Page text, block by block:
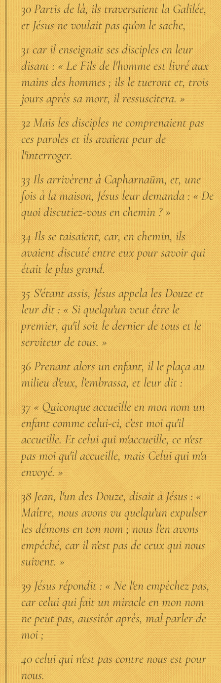
30 Partis de là, ils traversaient la Galilée,
et Jésus ne voulait pas qu'on le sache,
31 car il enseignait ses disciples en leur
disant : « Le Fils de l'homme est livré aux
mains des hommes ; ils le tueront et, trois
jours après sa mort, il ressuscitera. »
32 Mais les disciples ne comprenaient pas
ces paroles et ils avaient peur de
l'interroger.
33 Ils arrivèrent à Capharnaüm, et, une
fois à la maison, Jésus leur demanda : « De
quoi discutiez-vous en chemin ? »
34 Ils se taisaient, car, en chemin, ils
avaient discuté entre eux pour savoir qui
était le plus grand.
35 S'étant assis, Jésus appela les Douze et
leur dit : « Si quelqu'un veut être le
premier, qu'il soit le dernier de tous et le
serviteur de tous. »
36 Prenant alors un enfant, il le plaça au
milieu d'eux, l'embrassa, et leur dit :
37 « Quiconque accueille en mon nom un
enfant comme celui-ci, c'est moi qu'il
accueille. Et celui qui m'accueille, ce n'est
pas moi qu'il accueille, mais Celui qui m'a
envoyé. »
38 Jean, l'un des Douze, disait à Jésus : «
Maître, nous avons vu quelqu'un expulser
les démons en ton nom ; nous l'en avons
empêché, car il n'est pas de ceux qui nous
suivent. »
39 Jésus répondit : « Ne l'en empêchez pas,
car celui qui fait un miracle en mon nom
ne peut pas, aussitôt après, mal parler de
moi ;
40 celui qui n'est pas contre nous est pour
nous.